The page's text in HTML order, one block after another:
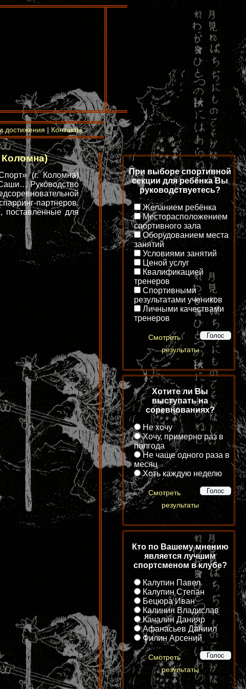
достижения | Контакты
(г. Коломна)
Руководство
партнеров.
поставленные для
При выборе спортивной
секции для ребёнка Вы
руководствуетесь?
Желанием ребёнка
Месторасположением
спортивного зала
Оборудованием места
занятий
Условиями занятий
Ценой услуг
Квалификацией
тренеров
Спортивными
результатами учеников
Личными качествами
тренеров
Смотреть
результаты
Хотите ли Вы
выступать на
соревнованиях?
Не хочу
Хочу, примерно раз в
полгода
Не чаще одного раза в
месяц
Хоть каждую неделю
Смотреть
результаты
Кто по Вашему мнению
является лучшим
спортсменом в клубе?
Калупин Павел
Калупин Степан
Бецюра Иван
Калинин Владислав
Качалин Данияр
Афанасьев Даниил
Филин Арсений
Смотреть
результаты